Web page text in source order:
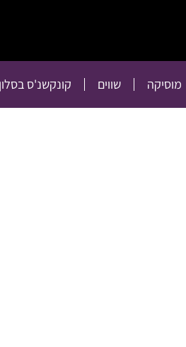
מוסיקה שווים קונקשנ'ס בסלון